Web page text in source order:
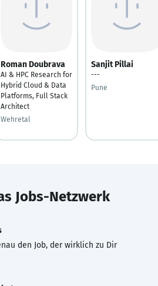
Roman Doubrava
AI & HPC Research for
Hybrid Cloud & Data
Platforms, Full Stack
Architect
Wehretal
Sanjit Pillai
---
Pune
Jobs-Netzwerk
den Job, der wirklich zu Dir